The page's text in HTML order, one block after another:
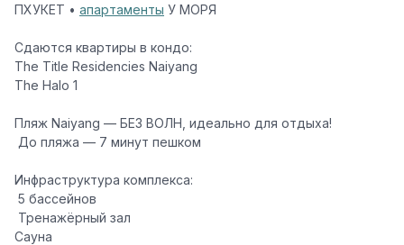
ПХУКЕТ • апартаменты У МОРЯ
Сдаются квартиры в кондо:
The Title Residencies Naiyang
The Halo 1
Пляж Naiyang — БЕЗ ВОЛН, идеально для отдыха!
‍️ До пляжа — 7 минут пешком
Инфраструктура комплекса:
‍️ 5 бассейнов
️‍️ Тренажёрный зал
Сауна